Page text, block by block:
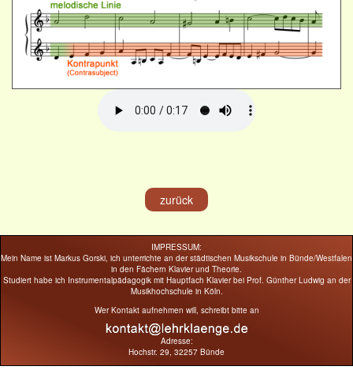
zurück
IMPRESSUM:
Mein Name ist Markus Gorski, ich unterrichte an der städtischen Musikschule in Bünde/Westfalen
in den Fächern Klavier und Theorie.
Studiert habe ich Instrumentalpädagogik mit Hauptfach Klavier bei Prof. Günther Ludwig an der
Musikhochschule in Köln.
Wer Kontakt aufnehmen will, schreibt bitte an
Adresse:
Hochstr. 29, 32257 Bünde